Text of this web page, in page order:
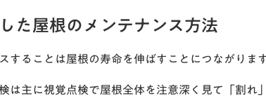
た屋根のメンテナンス方法
することは屋根の寿命を伸ばすことにつながりま
は主に視覚点検で屋根全体を注意深く見て「割れ